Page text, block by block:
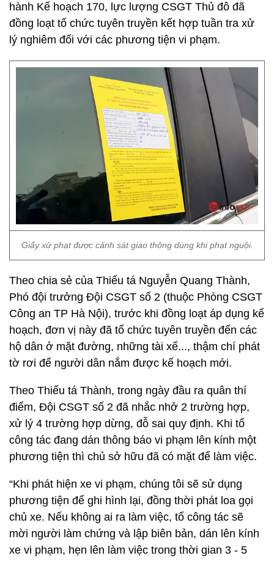
hành Kế hoạch 170, lực lượng CSGT Thủ đô đã
đồng loạt tổ chức tuyên truyền kết hợp tuần tra xử
lý nghiêm đối với các phương tiện vi phạm.
Giấy xử phạt được cảnh sát giao thông dùng khi phạt nguội.
Theo chia sẻ của Thiếu tá Nguyễn Quang Thành,
Phó đội trưởng Đội CSGT số 2 (thuộc Phòng CSGT
Công an TP Hà Nội), trước khi đồng loạt áp dụng kế
hoạch, đơn vị này đã tổ chức tuyên truyền đến các
hộ dân ở mặt đường, những tài xế..., thậm chí phát
tờ rơi để người dân nắm được kế hoạch mới.
Theo Thiếu tá Thành, trong ngày đầu ra quân thí
điểm, Đội CSGT số 2 đã nhắc nhở 2 trường hợp,
xử lý 4 trường hợp dừng, đỗ sai quy định. Khi tổ
công tác đang dán thông báo vi phạm lên kính một
phương tiện thì chủ sở hữu đã có mặt để làm việc.
“Khi phát hiện xe vi phạm, chúng tôi sẽ sử dụng
phương tiện để ghi hình lại, đồng thời phát loa gọi
chủ xe. Nếu không ai ra làm việc, tổ công tác sẽ
mời người làm chứng và lập biên bản, dán lên kính
xe vi phạm, hẹn lên làm việc trong thời gian 3 - 5